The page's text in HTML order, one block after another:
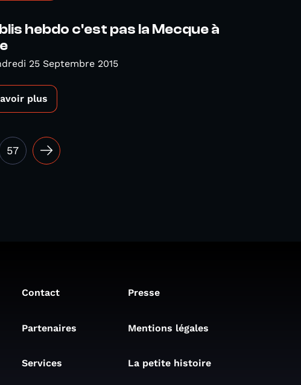
hebdo c'est pas la Mecque à
25 Septembre 2015
plus
57
Contact Presse
Partenaires Mentions légales
Services La petite histoire